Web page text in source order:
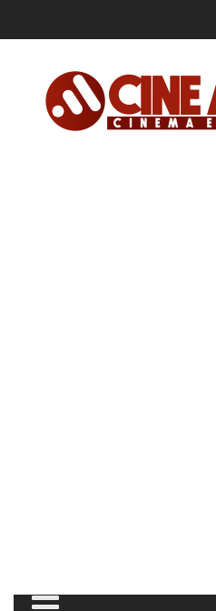
Cine Alerta
muito
Ponte de Comando